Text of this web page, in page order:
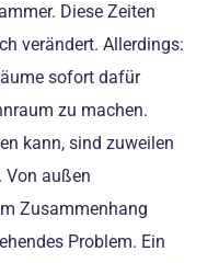
Diese Zeiten
verändert. Allerdings:
sofort dafür
zu machen.
kann, sind zuweilen
Von außen
Zusammenhang
Problem. Ein